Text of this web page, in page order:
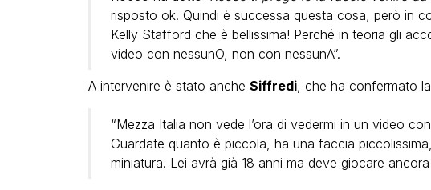
risposto ok. Quindi è successa questa cosa, però in
Kelly Stafford che è bellissima! Perché in teoria gli
video con nessunO, non con nessunA”.
A intervenire è stato anche Siffredi, che ha confermato
“Mezza Italia non vede l’ora di vedermi in un video
Guardate quanto è piccola, ha una faccia
miniatura. Lei avrà già 18 anni ma deve giocare